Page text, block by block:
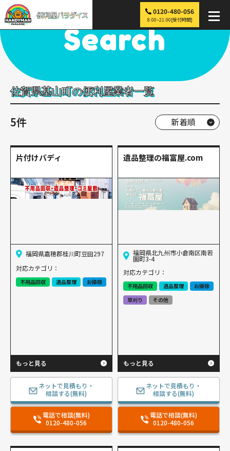
0120-480-056
8:00~21:00[受付時間]
便利屋パラダイス > 探す > 基山町
Search
佐賀県基山町の便利屋業者一覧
5件
片付けバディ
福岡県嘉穂郡桂川町豆田297
対応カテゴリ：
不用品回収 遺品整理 お掃除
もっと見る
ネットで見積もり・
相談する(無料)
電話で相談(無料)
0120-480-056
遺品整理の福富屋.com
福岡県北九州市小倉南区南若
園町3-4
対応カテゴリ：
不用品回収 遺品整理
お掃除
草刈り
その他
もっと見る
ネットで見積もり・
相談する(無料)
電話で相談(無料)
0120-480-056